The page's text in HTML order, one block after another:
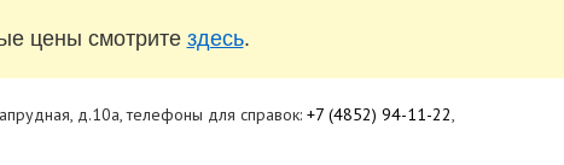
цены смотрите здесь.
д.10а, телефоны для справок: +7 (4852) 94-11-22,